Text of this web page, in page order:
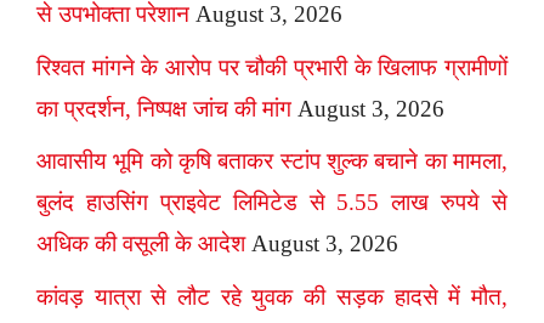
से उपभोक्ता परेशान August 3, 2026
रिश्वत मांगने के आरोप पर चौकी प्रभारी के खिलाफ ग्रामीणों
का प्रदर्शन, निष्पक्ष जांच की मांग August 3, 2026
आवासीय भूमि को कृषि बताकर स्टांप शुल्क बचाने का मामला,
बुलंद हाउसिंग प्राइवेट लिमिटेड से 5.55 लाख रुपये से
अधिक की वसूली के आदेश August 3, 2026
कांवड़ यात्रा से लौट रहे युवक की सड़क हादसे में मौत,